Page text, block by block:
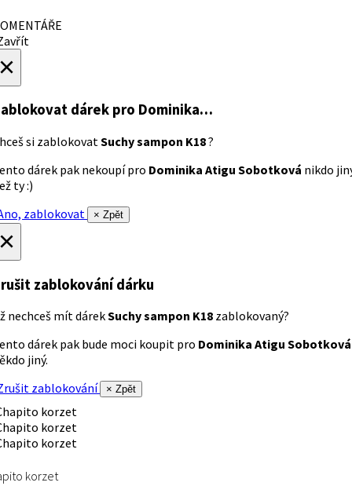
dárek pro Dominika…
si zablokovatSuchy sampon K18?
dárek pak nekoupí pro Dominika Atigu Sobotková nikdo
ty :)
zablokovat
× Zpět
zablokování dárku
nechceš mít dárekSuchy sampon K18 zablokovaný?
dárek pak bude moci koupit pro Dominika Atigu Sobotková
jiný.
zablokování
× Zpět
korzet